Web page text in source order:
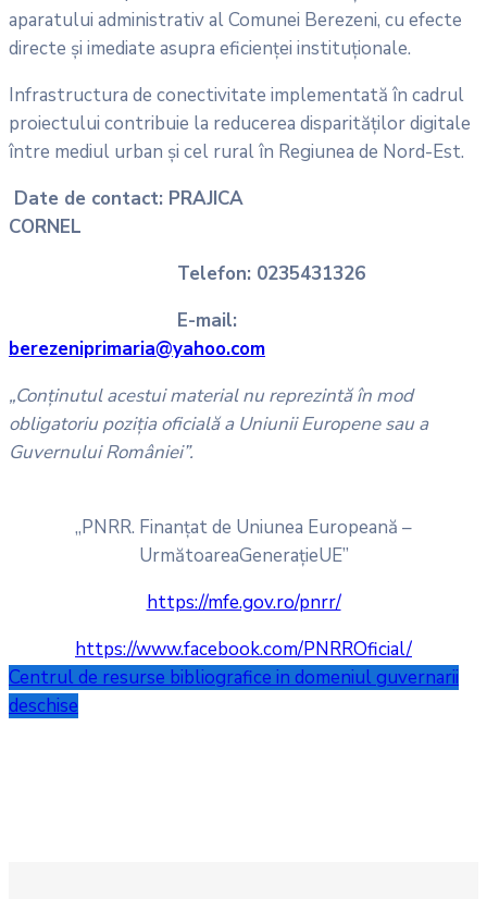
aparatului administrativ al Comunei Berezeni, cu efecte
directe și imediate asupra eficienței instituționale.
Infrastructura de conectivitate implementată în cadrul
proiectului contribuie la reducerea disparităților digitale
între mediul urban și cel rural în Regiunea de Nord-Est.
Date de contact: PRAJICA
CORNEL
Telefon: 0235431326
E-mail:
berezeniprimaria@yahoo.com
„Conținutul acestui material nu reprezintă în mod
obligatoriu poziția oficială a Uniunii Europene sau a
Guvernului României”.
„PNRR. Finanțat de Uniunea Europeană –
UrmătoareaGenerațieUE”
https://mfe.gov.ro/pnrr/
https://www.facebook.com/PNRROficial/
Centrul de resurse bibliografice in domeniul guvernarii
deschise